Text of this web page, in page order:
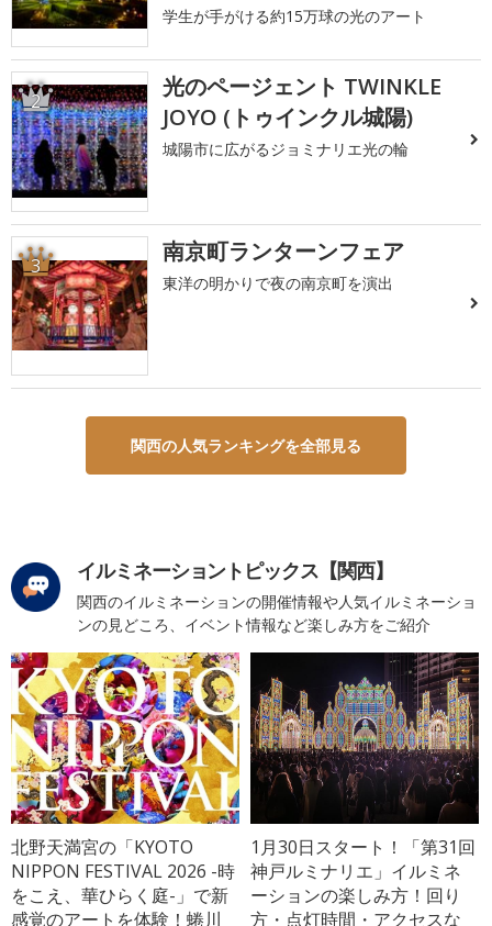
学生が手がける約15万球の光のアート
2
光のページェント TWINKLE
JOYO (トゥインクル城陽)
城陽市に広がるジョミナリエ光の輪
3 南京町ランターンフェア
東洋の明かりで夜の南京町を演出
関西の人気ランキングを全部見る
イルミネーショントピックス【関西】
関西のイルミネーションの開催情報や人気イルミネーショ
ンの見どころ、イベント情報など楽しみ方をご紹介
北野天満宮の「KYOTO
NIPPON FESTIVAL 2026 -時
をこえ、華ひらく庭-」で新
感覚のアートを体験！蜷川
1月30日スタート！「第31回
神戸ルミナリエ」イルミネ
ーションの楽しみ方！回り
方・点灯時間・アクセスな